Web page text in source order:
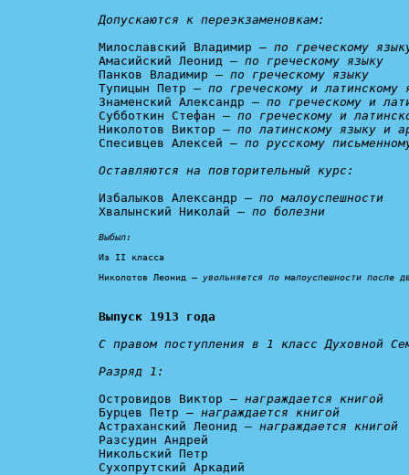
Допускаются к переэкзаменовкам:
Милославский Владимир – по греческому
Амасийский Леонид – по греческому языку
Панков Владимир – по греческому языку
Тупицын Петр – по греческому и латинскому
Знаменский Александр – по греческому и
Субботкин Стефан – по греческому и
Николотов Виктор – по латинскому языку и
Спесивцев Алексей – по русскому
Оставляются на повторительный курс:
Избалыков Александр – по малоуспешности
Хвалынский Николай – по болезни
Выбыл:
Из II класса
Николотов Леонид – увольняется по малоуспешности после
Выпуск 1913 года
С правом поступления в 1 класс Духовной
Разряд 1:
Островидов Виктор – награждается книгой
Бурцев Петр – награждается книгой
Астраханский Леонид – награждается книгой
Разсудин Андрей
Никольский Петр
Сухопрутский Аркадий